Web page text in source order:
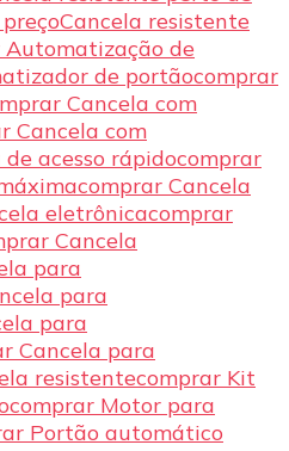
Cancela resistente
Automatização de
de portãocomprar
Cancela com
Cancela com
acesso rápidocomprar
comprar Cancela
eletrônicacomprar
Cancela
para
para
para
Cancela para
resistentecomprar Kit
comprar Motor para
Portão automático